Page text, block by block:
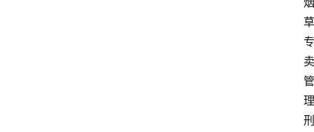
草
专
卖
管
理
刑